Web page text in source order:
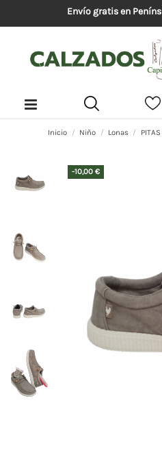
Envío gratis en
Inicio Niño Lonas
-10,00 €